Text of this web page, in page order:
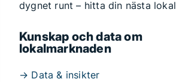
dygnet runt – hitta din nästa lokal
Kunskap och data om
lokalmarknaden
→ Data & insikter